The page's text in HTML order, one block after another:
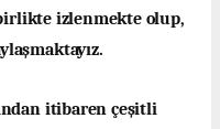
izlenmekte olup,
itibaren çeşitli